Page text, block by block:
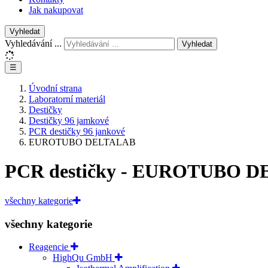
Jak nakupovat
Vyhledat
Vyhledávání ... Vyhledat
☰
Úvodní strana
Laboratorní materiál
Destičky
Destičky 96 jamkové
PCR destičky 96 jankové
EUROTUBO DELTALAB
PCR destičky - EUROTUBO
všechny kategorie
všechny kategorie
Reagencie
HighQu GmbH